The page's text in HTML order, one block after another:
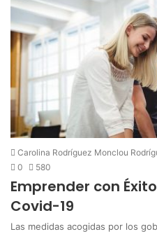
Carolina Rodríguez Monclou
0
580
Emprender con
Covid-19
Las medidas acogidas por los